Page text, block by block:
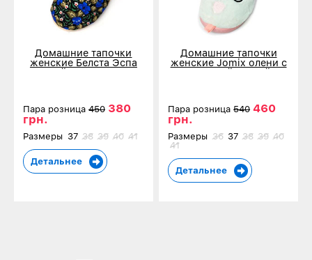
Домашние тапочки
женские Белста Эспа
синий цветок 3010
Пара розница 450 380
грн.
Размеры 37 38 39 40 41
Детальнее
Домашние тапочки
женские Jomix олени с
закрытой пяткой
Пара розница540 460
грн.
Размеры 36 37 38 39 40
41
Детальнее